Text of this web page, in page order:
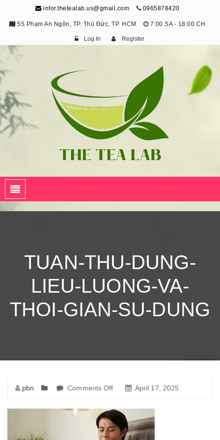
infor.thetealab.us@gmail.com 0965878420
55 Phạm An Ngôn, TP. Thủ Đức, TP. HCM 7:00 SA - 18:00 CH
Log In Register
TUAN-THU-DUNG-
LIEU-LUONG-VA-
THOI-GIAN-SU-DUNG
pbn Comments Off
thu-
dung-
lieu-
April 17, 2025